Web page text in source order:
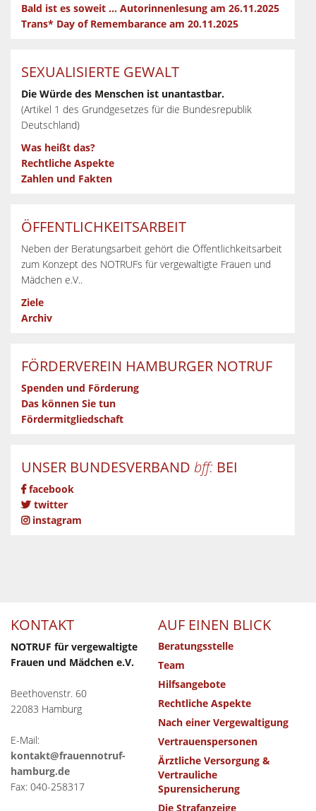
Bald ist es soweit … Autorinnenlesung am 26.11.2025
Trans* Day of Remembarance am 20.11.2025
SEXUALISIERTE GEWALT
Die Würde des Menschen ist unantastbar.
(Artikel 1 des Grundgesetzes für die Bundesrepublik
Deutschland)
Was heißt das?
Rechtliche Aspekte
Zahlen und Fakten
ÖFFENTLICHKEITSARBEIT
Neben der Beratungsarbeit gehört die Öffentlichkeitsarbeit
zum Konzept des NOTRUFs für vergewaltigte Frauen und
Mädchen e.V..
Ziele
Archiv
FÖRDERVEREIN HAMBURGER NOTRUF
Spenden und Förderung
Das können Sie tun
Fördermitgliedschaft
UNSER BUNDESVERBAND bff: BEI
facebook
twitter
instagram
KONTAKT
NOTRUF für vergewaltigte
Frauen und Mädchen e.V.
Beethovenstr. 60
22083 Hamburg
E-Mail:
kontakt@frauennotruf-
hamburg.de
Fax: 040-258317
AUF EINEN BLICK
Beratungsstelle
Team
Hilfsangebote
Rechtliche Aspekte
Nach einer Vergewaltigung
Vertrauenspersonen
Ärztliche Versorgung &
Vertrauliche
Spurensicherung
Die Strafanzeige